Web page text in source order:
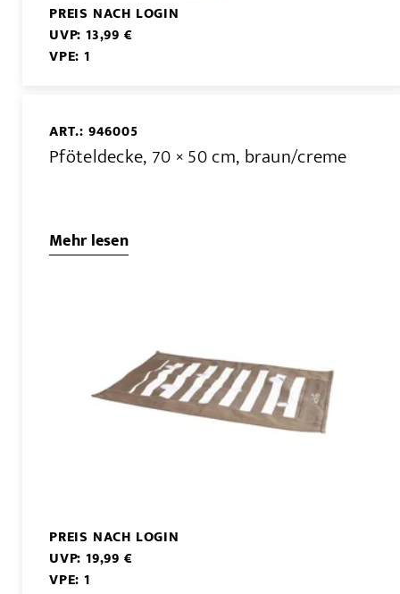
PREIS NACH LOGIN
UVP: 13,99 €
VPE: 1
ART.: 946005
Pföteldecke, 70 × 50 cm, braun/creme
Mehr lesen
PREIS NACH LOGIN
UVP: 19,99 €
VPE: 1